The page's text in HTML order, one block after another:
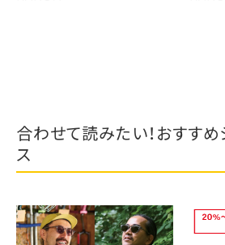
合わせて読みたい！おすすめ
ス